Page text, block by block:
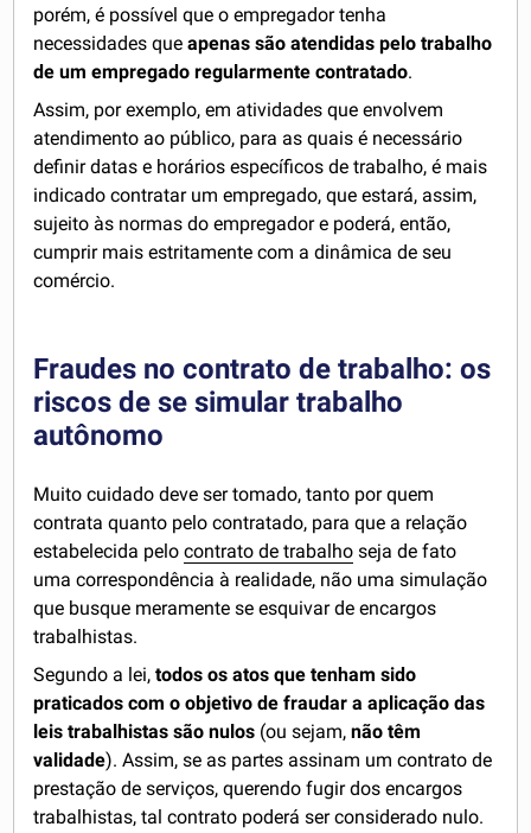
porém, é possível que o empregador tenha
necessidades queapenas são atendidas pelo trabalho
de um empregado regularmente contratado.
Assim, por exemplo, em atividades que envolvem
atendimento ao público, para as quais é necessário
definir datas e horários específicos de trabalho, é mais
indicado contratar um empregado, que estará, assim,
sujeito às normas do empregador e poderá, então,
cumprir mais estritamente com a dinâmica de seu
comércio.
Fraudes no contrato de trabalho: os
riscos de se simular trabalho
autônomo
Muito cuidado deve ser tomado, tanto por quem
contrata quanto pelo contratado, para que a relação
estabelecida pelocontrato de trabalho seja de fato
uma correspondência à realidade, não uma simulação
que busque meramente se esquivar de encargos
trabalhistas.
Segundo a lei,todos os atos que tenham sido
praticados com o objetivo de fraudar a aplicação das
leis trabalhistas são nulos (ou sejam,não têm
validade). Assim, se as partes assinam um contrato de
prestação de serviços, querendo fugir dos encargos
trabalhistas, tal contrato poderá ser considerado nulo.